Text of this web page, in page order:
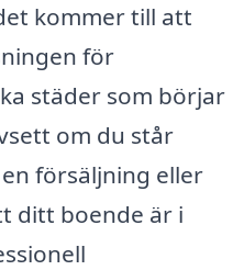
kommer till att
för
städer som börjar
om du står
försäljning eller
ditt boende är i